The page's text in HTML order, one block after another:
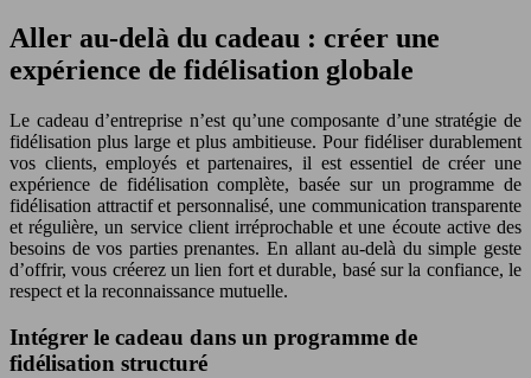
Aller au-delà du cadeau : créer une
expérience de fidélisation globale
Le cadeau d’entreprise n’est qu’une composante d’une stratégie de
fidélisation plus large et plus ambitieuse. Pour fidéliser durablement
vos clients, employés et partenaires, il est essentiel de créer une
expérience de fidélisation complète, basée sur un programme de
fidélisation attractif et personnalisé, une communication transparente
et régulière, un service client irréprochable et une écoute active des
besoins de vos parties prenantes. En allant au-delà du simple geste
d’offrir, vous créerez un lien fort et durable, basé sur la confiance, le
respect et la reconnaissance mutuelle.
Intégrer le cadeau dans un programme de
fidélisation structuré